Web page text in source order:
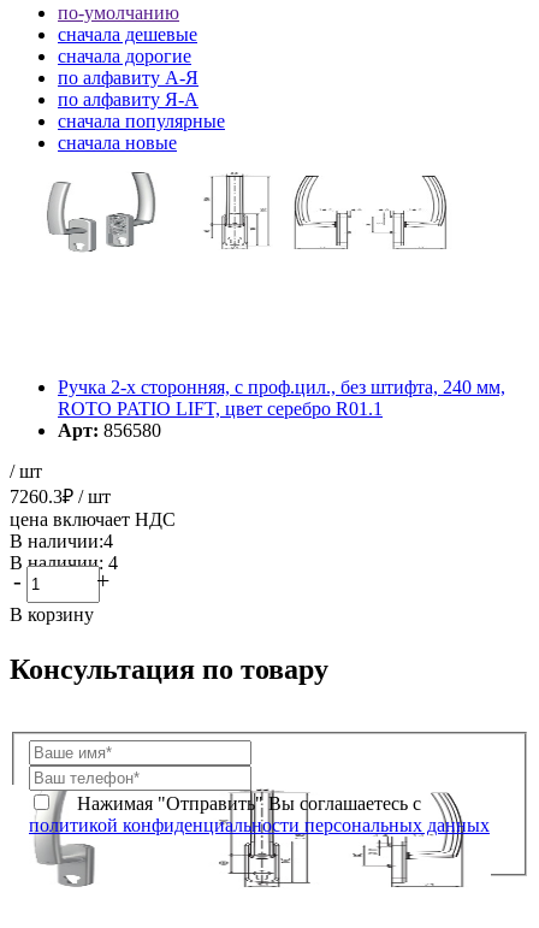
по-умолчанию
cначала дешевые
cначала дорогие
по алфавиту А-Я
по алфавиту Я-А
cначала популярные
cначала новые
Элементов на страницу
Ручка 2-х сторонняя, с проф.цил., без штифта, 240 мм,
ROTO PATIO LIFT, цвет серебро R01.1
Арт: 856580
/ шт
7260.3₽ / шт
цена включает НДС
В наличии:4
В наличии: 4
- +
В корзину
Консультация по товару
Нажимая "Отправить" Вы соглашаетесь с
политикой конфиденциальности персональных данных